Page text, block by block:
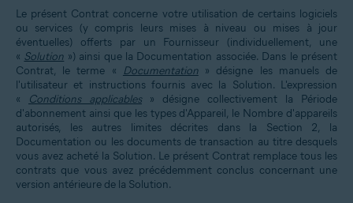
Le présent Contrat concerne votre utilisation de certains logiciels
ou services (y compris leurs mises à niveau ou mises à jour
éventuelles) offerts par un Fournisseur (individuellement, une
« Solution ») ainsi que la Documentation associée. Dans le présent
Contrat, le terme «
Documentation» désigne les manuels de
l'utilisateur et instructions fournis avec la Solution. L'expression
«
Conditions applicables» désigne collectivement la Période
d'abonnement ainsi que les types d'Appareil, le Nombre d'appareils
autorisés, les autres limites décrites dans la Section 2, la
Documentation ou les documents de transaction au titre desquels
vous avez acheté la Solution. Le présent Contrat remplace tous les
contrats que vous avez précédemment conclus concernant une
version antérieure de la Solution.